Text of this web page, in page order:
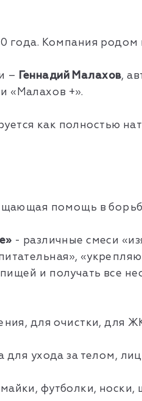
года. Компания родом
– Геннадий Малахов,
«Малахов +».
как полностью
помощь в
- различные смеси
и получать все
для очистки, для
для ухода за телом,
футболки, носки,